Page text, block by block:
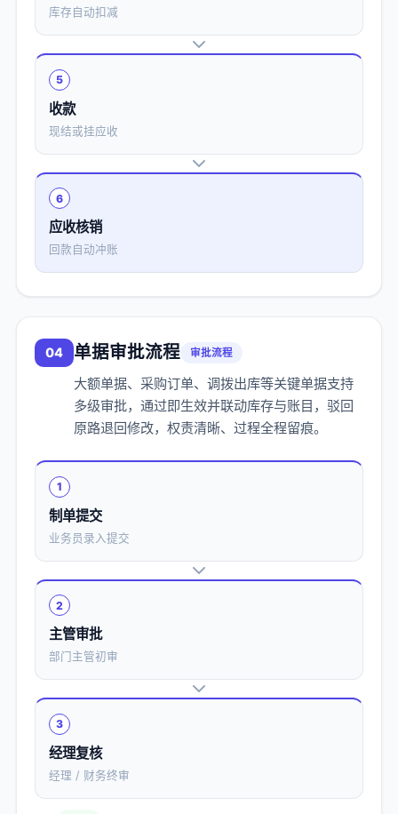
库存自动扣减
5
收款
现结或挂应收
6
应收核销
回款自动冲账
04 单据审批流程 审批流程
大额单据、采购订单、调拨出库等关键单据支持
多级审批，通过即生效并联动库存与账目，驳回
原路退回修改，权责清晰、过程全程留痕。
1
制单提交
业务员录入提交
2
主管审批
部门主管初审
3
经理复核
经理 / 财务终审